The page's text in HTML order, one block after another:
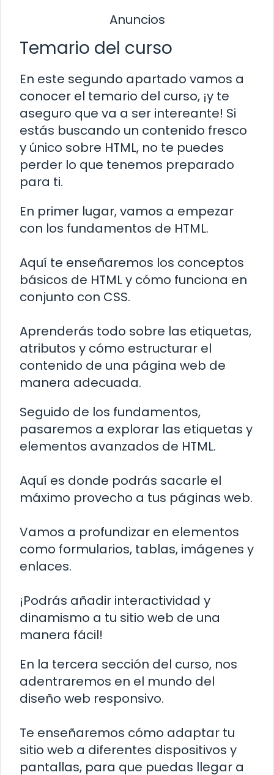
Anuncios
Temario del curso
En este segundo apartado vamos a
conocer el temario del curso, ¡y te
aseguro que va a ser intereante! Si
estás buscando un contenido fresco
y único sobre HTML, no te puedes
perder lo que tenemos preparado
para ti.
En primer lugar, vamos a empezar
con los fundamentos de HTML.
Aquí te enseñaremos los conceptos
básicos de HTML y cómo funciona en
conjunto con CSS.
Aprenderás todo sobre las etiquetas,
atributos y cómo estructurar el
contenido de una página web de
manera adecuada.
Seguido de los fundamentos,
pasaremos a explorar las etiquetas y
elementos avanzados de HTML.
Aquí es donde podrás sacarle el
máximo provecho a tus páginas web.
Vamos a profundizar en elementos
como formularios, tablas, imágenes y
enlaces.
¡Podrás añadir interactividad y
dinamismo a tu sitio web de una
manera fácil!
En la tercera sección del curso, nos
adentraremos en el mundo del
diseño web responsivo.
Te enseñaremos cómo adaptar tu
sitio web a diferentes dispositivos y
pantallas, para que puedas llegar a